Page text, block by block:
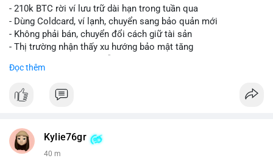
- 210k BTC rời ví lưu trữ dài hạn trong tuần qua
- Dùng Coldcard, ví lạnh, chuyển sang bảo quản mới
- Không phải bán, chuyển đổi cách giữ tài sản
- Thị trường nhận thấy xu hướng bảo mật tăng
#vlikevn #titanbot
Đọc thêm
Kylie76gr
40 m